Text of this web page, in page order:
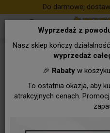
Wyprzedaż z
Nasz sklep kończy
wyprzedaż
🎉 Rabatyw
To ostatnia okazja, aby
atrakcyjnych cenach.
Do darmowej
KONSERWY